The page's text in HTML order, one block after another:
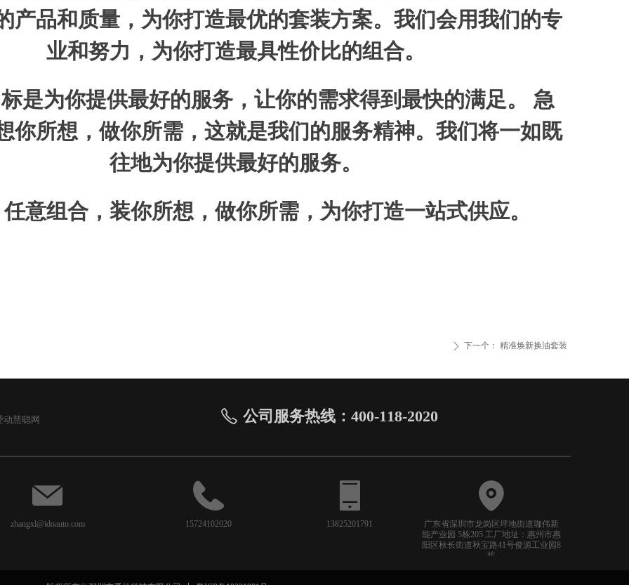
产品和质量，为你打造最优的套装方案。我们会用我们的专
业和努力，为你打造最具性价比的组合。
是为你提供最好的服务，让你的需求得到最快的满足。 急
你所想，做你所需，这就是我们的服务精神。我们将一如既
往地为你提供最好的服务。
意组合，装你所想，做你所需，为你打造一站式供应。
ꄲ 下一个： 精准焕新换油套装
zhangxl@idoauto.com
动慧聪网 ꂅ 公司服务热线：400-118-2020
15724102020 13825201791
广东省深圳市龙岗区坪地街道珈伟新
能产业园 5栋205 工厂地址：惠州市惠
阳区秋长街道秋宝路41号俊源工业园8
栋